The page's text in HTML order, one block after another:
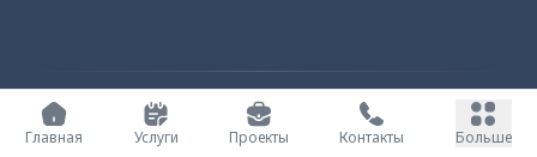
UZINFOCOM © 2002 - 2026
Все права защищены
Главная
Услуги Проекты Контакты Больше